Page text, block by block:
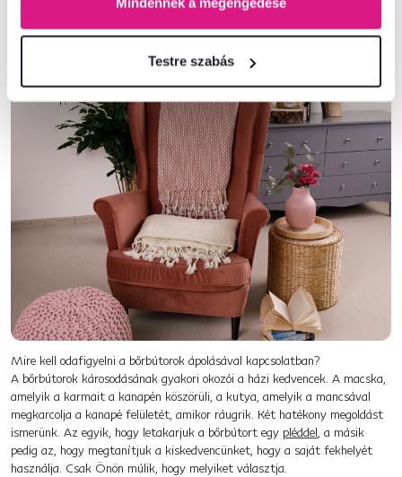
Testre szabás
Használat előtt azonban mindig próbálja ki abőrfotelhátsó részén, hogy
hogyan reagál az anyag az adott termékre. Ezek a szerek képesek
eltávolítani a foltokat a bőrbútorokról, védőréteget hozhatnak létre, vagy
ragyogóvá varázsolhatják őket. Egyszerűen fogalmazva: képesek
Mire kell odafigyelni a bőrbútorok ápolásával kapcsolatban?
A bőrbútorok károsodásának gyakori okozói a házi kedvencek. A macska,
amelyik a karmait a kanapén köszörüli, a kutya, amelyik a mancsával
megkarcolja a kanapé felületét, amikor ráugrik. Két hatékony megoldást
ismerünk. Az egyik, hogy letakarjuk a bőrbútort egy pléddel, a másik
pedig az, hogy megtanítjuk a kiskedvencünket, hogy a saját fekhelyét
használja. Csak Önön múlik, hogy melyiket választja.